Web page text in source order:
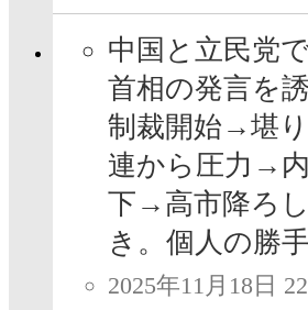
中国と立民党
首相の発言を
制裁開始→堪
連から圧力→
下→高市降ろ
き。個人の勝
2025年11月18日